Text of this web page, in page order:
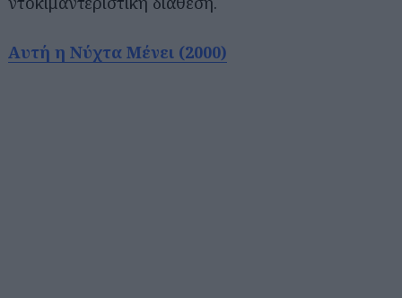
Αυτή η Νύχτα Μένει (2000)